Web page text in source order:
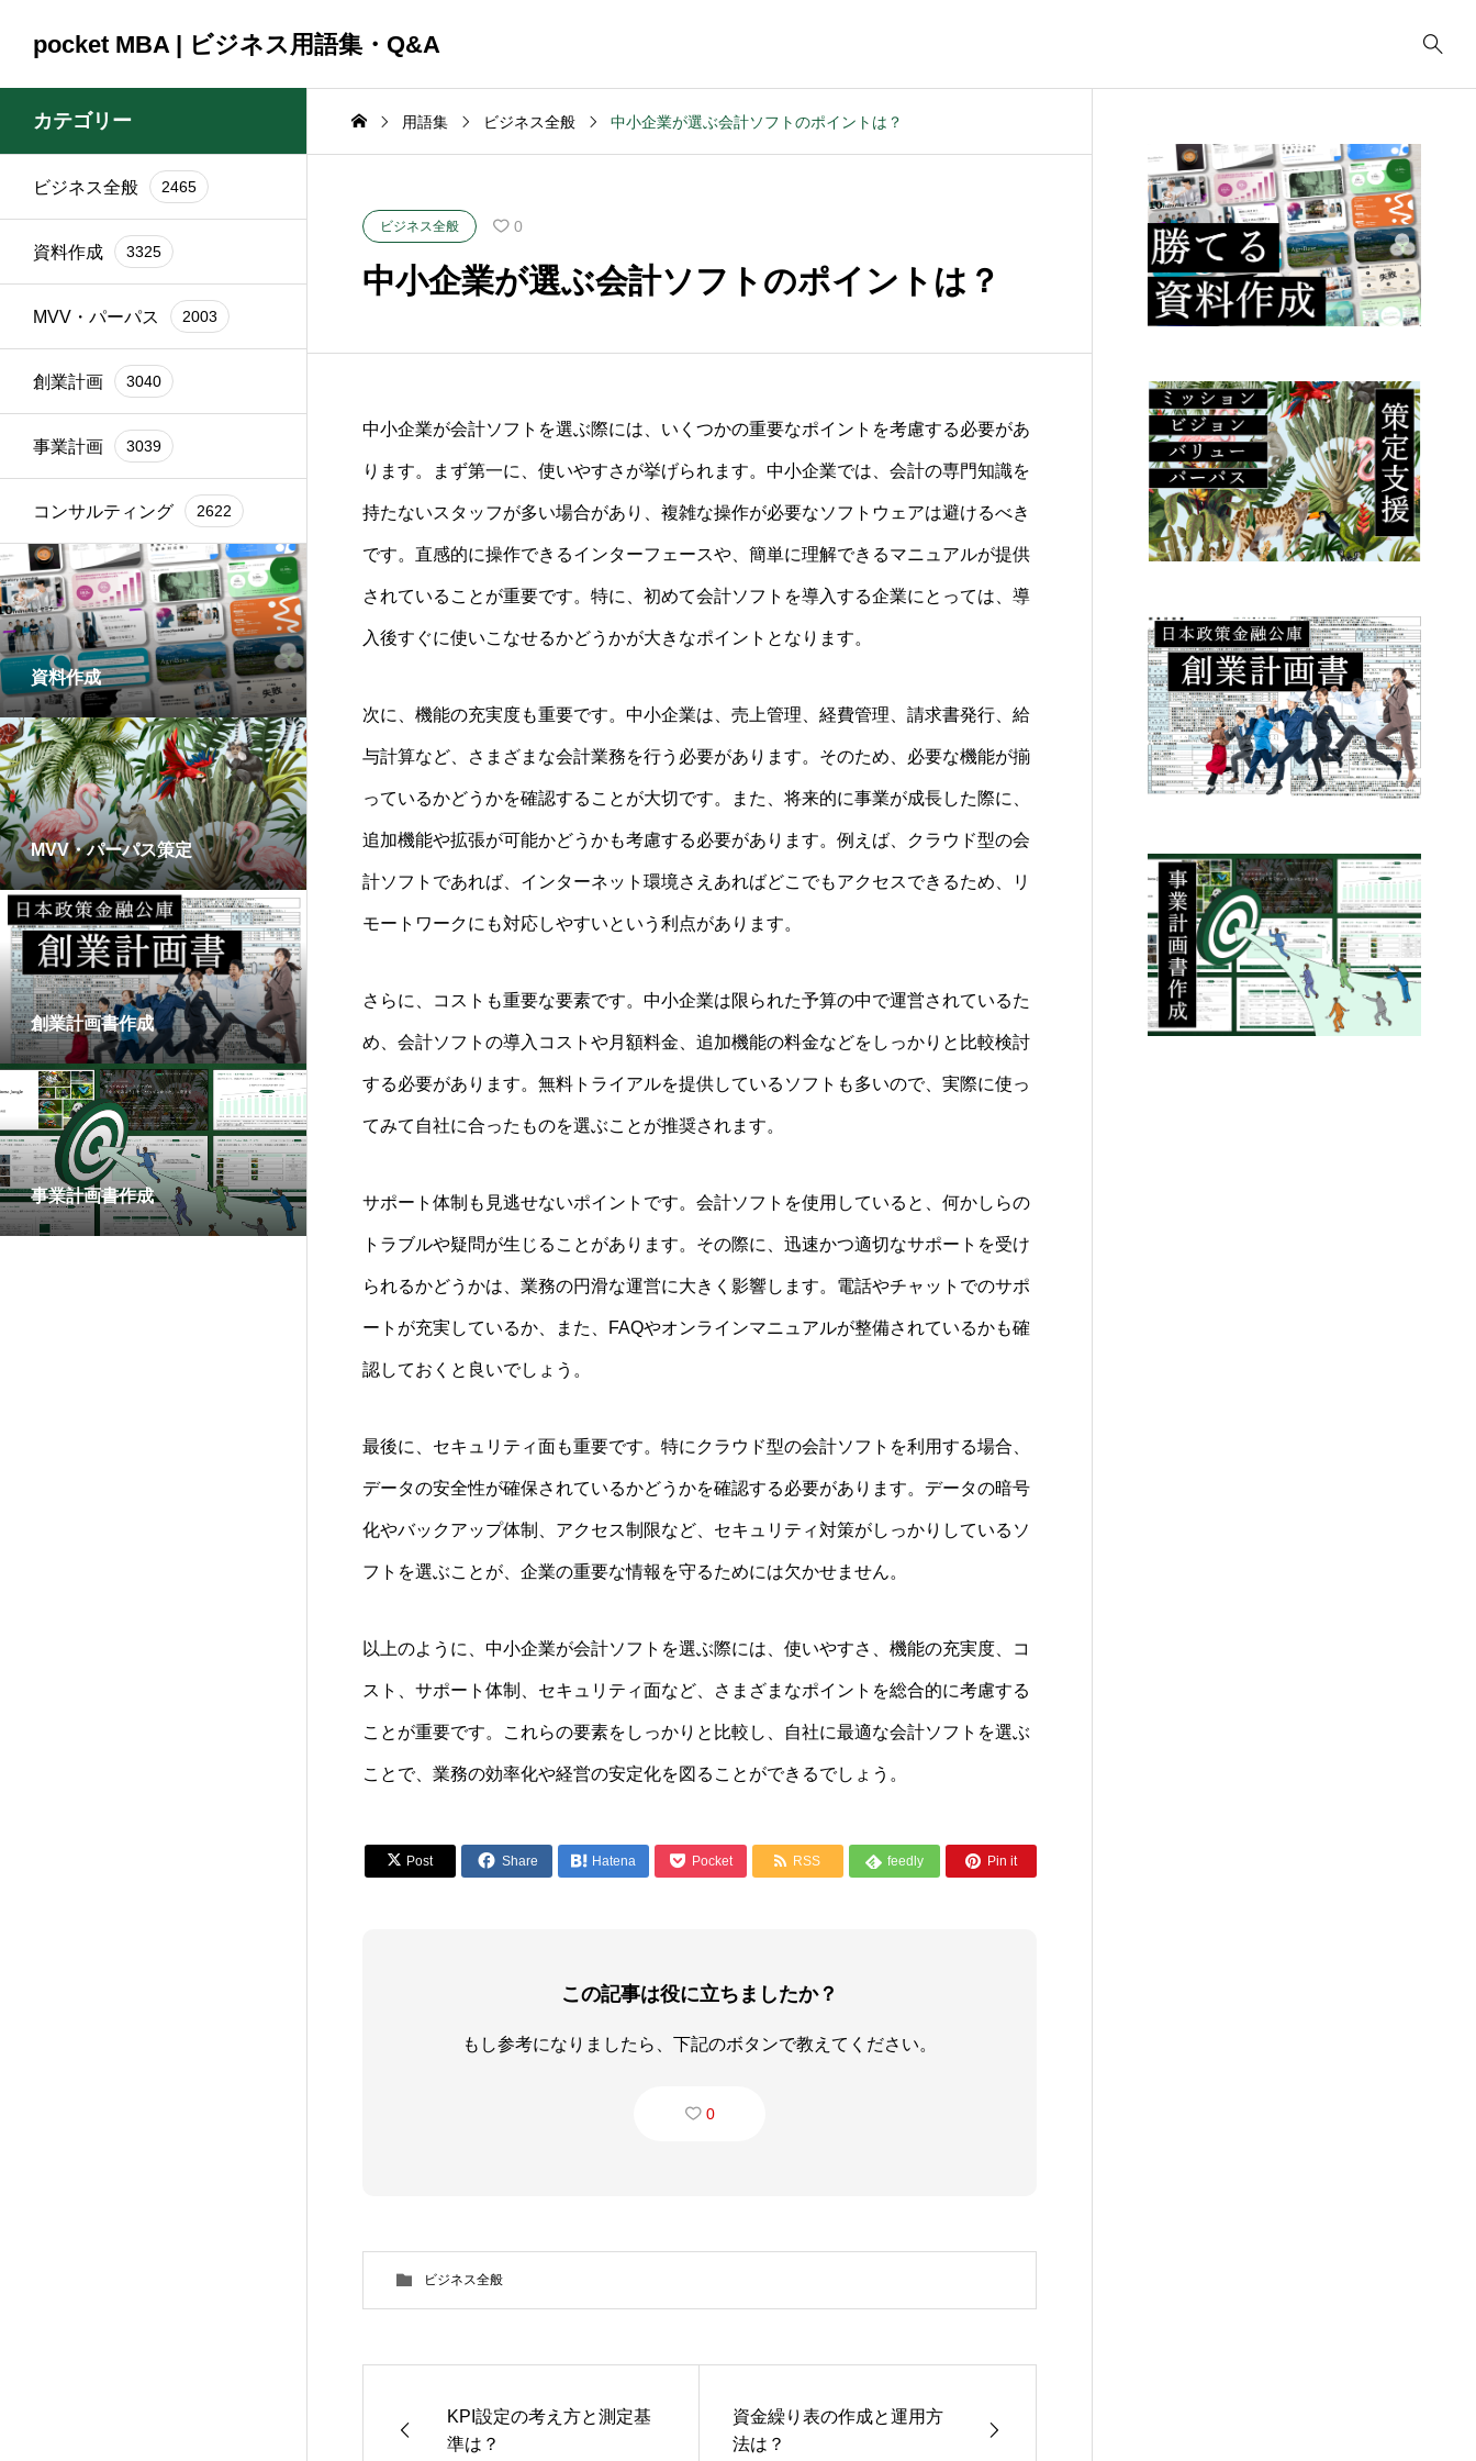
pocket MBA | ビジネス用語集・Q&A
資料作成 2622
ン
2025.09.23
ブランド再構築の際に
関係者を巻き込むコツ
は？
2025.09.23
銀行交渉の一般的な期
間はどれくらいです
キャッシュフロー改善
を依頼する前の準備は
ンスの成果物には何が
コンサルティング
2025.09.23
クラウド移行に必要な
事前準備は何か？
カテゴリー
ビジネス全般 2465
資料作成 3325
MVV・パーパス 2003
創業計画 3040
事業計画 3039
コンサルティング 2622
資料作成
MVV・パーパス策定
創業計画書作成
事業計画書作成
用語集 ビジネス全般 中小企業が選ぶ会計ソフトのポイントは？
ビジネス全般 0
中小企業が選ぶ会計ソフトのポイントは？
中小企業が会計ソフトを選ぶ際には、いくつかの重要なポイントを考慮する必要があ
ります。まず第一に、使いやすさが挙げられます。中小企業では、会計の専門知識を
持たないスタッフが多い場合があり、複雑な操作が必要なソフトウェアは避けるべき
です。直感的に操作できるインターフェースや、簡単に理解できるマニュアルが提供
されていることが重要です。特に、初めて会計ソフトを導入する企業にとっては、導
入後すぐに使いこなせるかどうかが大きなポイントとなります。
次に、機能の充実度も重要です。中小企業は、売上管理、経費管理、請求書発行、給
与計算など、さまざまな会計業務を行う必要があります。そのため、必要な機能が揃
っているかどうかを確認することが大切です。また、将来的に事業が成長した際に、
追加機能や拡張が可能かどうかも考慮する必要があります。例えば、クラウド型の会
計ソフトであれば、インターネット環境さえあればどこでもアクセスできるため、リ
モートワークにも対応しやすいという利点があります。
さらに、コストも重要な要素です。中小企業は限られた予算の中で運営されているた
め、会計ソフトの導入コストや月額料金、追加機能の料金などをしっかりと比較検討
する必要があります。無料トライアルを提供しているソフトも多いので、実際に使っ
てみて自社に合ったものを選ぶことが推奨されます。
サポート体制も見逃せないポイントです。会計ソフトを使用していると、何かしらの
トラブルや疑問が生じることがあります。その際に、迅速かつ適切なサポートを受け
られるかどうかは、業務の円滑な運営に大きく影響します。電話やチャットでのサポ
ートが充実しているか、また、FAQやオンラインマニュアルが整備されているかも確
認しておくと良いでしょう。
最後に、セキュリティ面も重要です。特にクラウド型の会計ソフトを利用する場合、
データの安全性が確保されているかどうかを確認する必要があります。データの暗号
化やバックアップ体制、アクセス制限など、セキュリティ対策がしっかりしているソ
フトを選ぶことが、企業の重要な情報を守るためには欠かせません。
以上のように、中小企業が会計ソフトを選ぶ際には、使いやすさ、機能の充実度、コ
スト、サポート体制、セキュリティ面など、さまざまなポイントを総合的に考慮する
ことが重要です。これらの要素をしっかりと比較し、自社に最適な会計ソフトを選ぶ
ことで、業務の効率化や経営の安定化を図ることができるでしょう。
 Post  Share  Hatena  Pocket  RSS  feedly  Pin it
この記事は役に立ちましたか？
もし参考になりましたら、下記のボタンで教えてください。
0
ビジネス全般
KPI設定の考え方と測定基
準は？
資金繰り表の作成と運用方
法は？